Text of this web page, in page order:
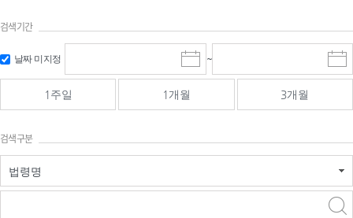
검색기간
날짜 미지정
시
작
일
선
~
마
감
선
1주일 1개월 3개월
검색구분
법령명